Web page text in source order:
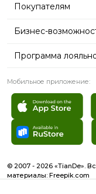
Покупателям
Бизнес-
Программа
Мобильное приложение:
© 2007 - 2026 «TianDe».
материалы: Freepik.com